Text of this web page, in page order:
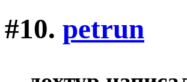
#10. petrun